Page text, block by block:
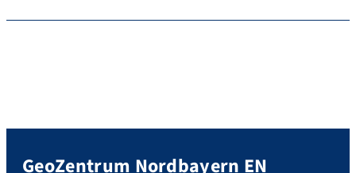
GeoZentrum Nordbayern EN